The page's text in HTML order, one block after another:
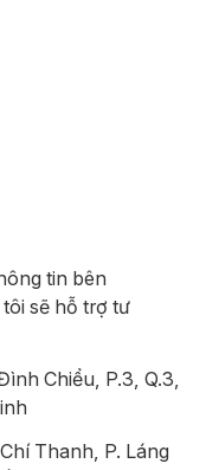
tin bên
sẽ hỗ trợ tư
Chiểu, P.3, Q.3,
Thanh, P. Láng